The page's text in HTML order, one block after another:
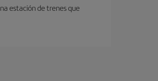
estación de trenes que